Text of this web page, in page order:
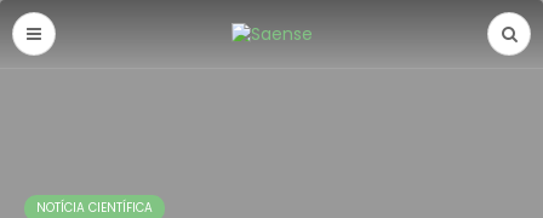
NOTÍCIA CIENTÍFICA